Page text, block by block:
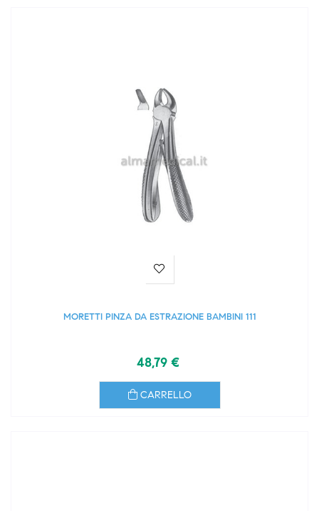
MORETTI PINZA DA ESTRAZIONE BAMBINI 111
48,79 €
CARRELLO